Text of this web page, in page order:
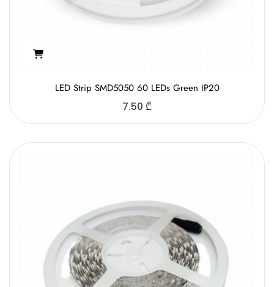
LED Strip SMD5050 60 LEDs Green IP20
7.50 ₾